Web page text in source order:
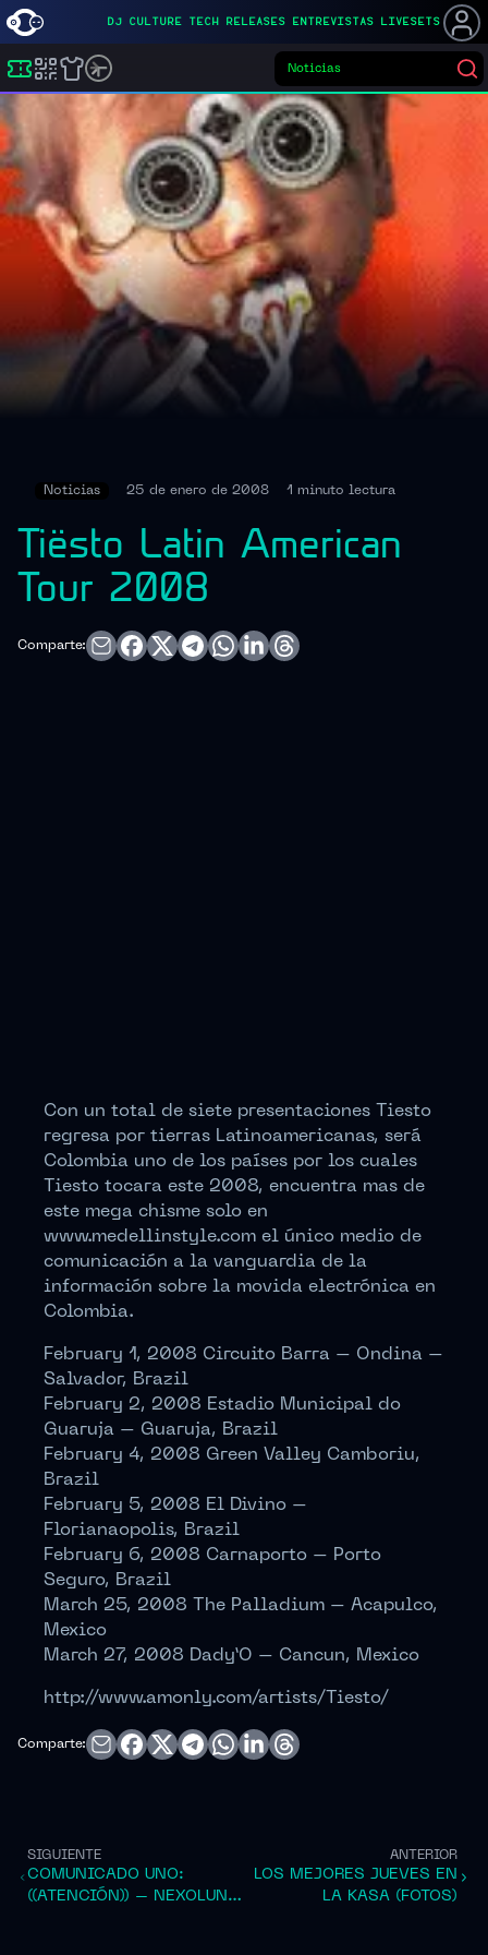
DJ CULTURE TECH RELEASES ENTREVISTAS LIVESETS
No
Buscar eventos
Noticias 25 de enero de 2008 1 minuto lectura
Tiësto Latin American
Tour 2008
Comparte:
Con un total de siete presentaciones Tiesto
regresa por tierras Latinoamericanas, será
Colombia uno de los países por los cuales
Tiesto tocara este 2008, encuentra mas de
este mega chisme solo en
www.medellinstyle.com el único medio de
comunicación a la vanguardia de la
información sobre la movida electrónica en
Colombia.
February 1, 2008 Circuito Barra – Ondina –
Salvador, Brazil
February 2, 2008 Estadio Municipal do
Guaruja – Guaruja, Brazil
February 4, 2008 Green Valley Camboriu,
Brazil
February 5, 2008 El Divino –
Florianaopolis, Brazil
February 6, 2008 Carnaporto – Porto
Seguro, Brazil
March 25, 2008 The Palladium – Acapulco,
Mexico
March 27, 2008 Dady’O – Cancun, Mexico
http://www.amonly.com/artists/Tiesto/
Comparte:
SIGUIENTE
COMUNICADO UNO:
((ATENCIÓN)) – NEXOLUNA
ANTERIOR
LOS MEJORES JUEVES EN
LA KASA (FOTOS)